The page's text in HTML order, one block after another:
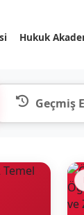
Hukuk
Geçmiş